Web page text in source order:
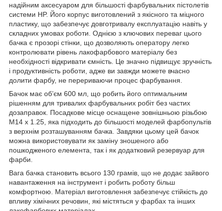
надійним аксесуаром для більшості фарбувальних пістолетів
системи HP. Його корпус виготовлений з якісного та міцного
пластику, що забезпечує довготривалу експлуатацію навіть у
складних умовах роботи. Однією з ключових переваг цього
бачка є прозорі стінки, що дозволяють оператору легко
контролювати рівень лакофарбового матеріалу без
необхідності відкривати ємність. Це значно підвищує зручність
і продуктивність роботи, адже ви завжди можете вчасно
долити фарбу, не перериваючи процес фарбування.
Бачок має об’єм 600 мл, що робить його оптимальним
рішенням для тривалих фарбувальних робіт без частих
дозаправок. Посадкове місце оснащене зовнішньою різьбою
М14 x 1.25, яка підходить до більшості моделей фарбопультів
з верхнім розташуванням бачка. Завдяки цьому цей бачок
можна використовувати як заміну зношеного або
пошкодженого елемента, так і як додатковий резервуар для
фарби.
Вага бачка становить всього 130 грамів, що не додає зайвого
навантаження на інструмент і робить роботу більш
комфортною. Матеріал виготовлення забезпечує стійкість до
впливу хімічних речовин, які містяться у фарбах та інших